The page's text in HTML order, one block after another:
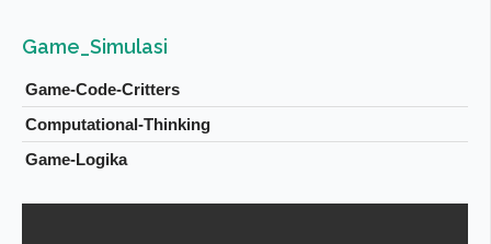
Game_Simulasi
Game-Code-Critters
Computational-Thinking
Game-Logika